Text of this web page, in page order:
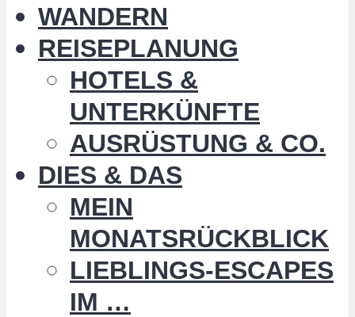
WANDERN
REISEPLANUNG
HOTELS &
UNTERKÜNFTE
AUSRÜSTUNG & CO.
DIES & DAS
MEIN
MONATSRÜCKBLICK
LIEBLINGS-ESCAPES
IM …